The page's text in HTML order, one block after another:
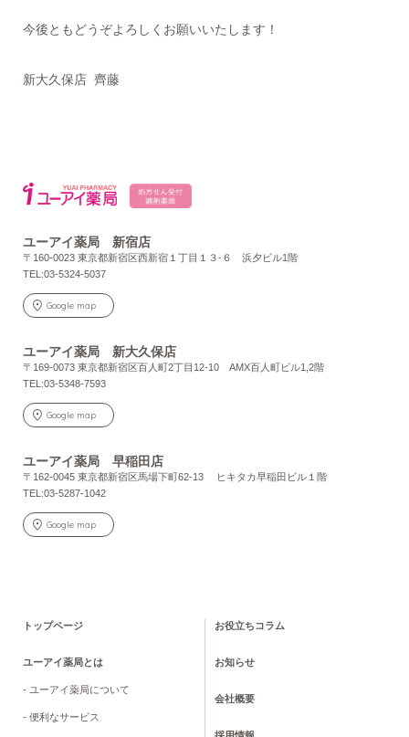
今後ともどうぞよろしくお願いいたします！
新大久保店 齊藤
ユーアイ薬局 新宿店
〒160-0023 東京都新宿区西新宿１丁目１３-６ 浜夕ビル1階
TEL:03-5324-5037
Google map
ユーアイ薬局 新大久保店
〒169-0073 東京都新宿区百人町2丁目12-10 AMX百人町ビル1,2階
TEL:03-5348-7593
Google map
ユーアイ薬局 早稲田店
〒162-0045 東京都新宿区馬場下町62-13 ヒキタカ早稲田ビル１階
TEL:03-5287-1042
Google map
トップページ
ユーアイ薬局とは
- ユーアイ薬局について
- 便利なサービス
お役立ちコラム
お知らせ
会社概要